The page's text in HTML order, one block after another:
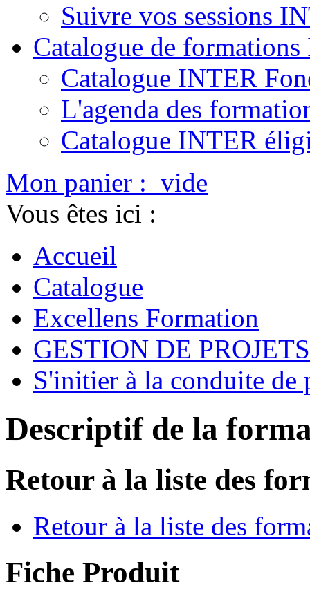
Suivre vos sessions
Catalogue de
Catalogue INTER
L'agenda des
Catalogue INTER
Mon panier : vide
Vous êtes ici :
Accueil
Catalogue
Excellens Formation
GESTION DE PROJETS
S'initier à la conduite de
Descriptif de la
Retour à la liste des
Retour à la liste des
Fiche Produit